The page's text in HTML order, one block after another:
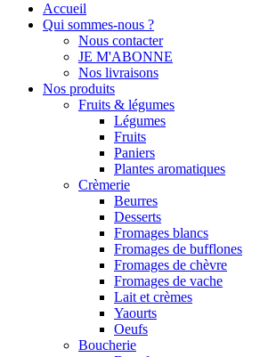
Accueil
Qui sommes-nous ?
Nous contacter
JE M'ABONNE
Nos livraisons
Nos produits
Fruits & légumes
Légumes
Fruits
Paniers
Plantes aromatiques
Crèmerie
Beurres
Desserts
Fromages blancs
Fromages de bufflones
Fromages de chèvre
Fromages de vache
Lait et crèmes
Yaourts
Oeufs
Boucherie